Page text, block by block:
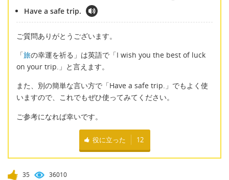
Have a safe trip.
ご質問ありがとうございます。
「旅の幸運を祈る」は英語で「I wish you the best of luck
on your trip.」と言えます。
また、別の簡単な言い方で「Have a safe trip.」でもよく使
いますので、これでもぜひ使ってみてください。
ご参考になれば幸いです。
役に立った 12
35 36010